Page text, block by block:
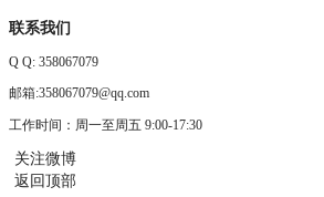
联系我们
Q Q: 358067079
邮箱:358067079@qq.com
工作时间：周一至周五 9:00-17:30
关注微博
返回顶部